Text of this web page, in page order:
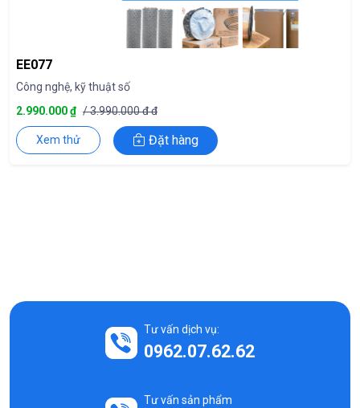
EE077
Công nghệ, kỹ thuật số
2.990.000 ₫ / 3.990.000 đ đ
Xem thử Đặt hàng
Tư vấn dịch vụ:
0962.07.62.62
Tư vấn sản phẩm